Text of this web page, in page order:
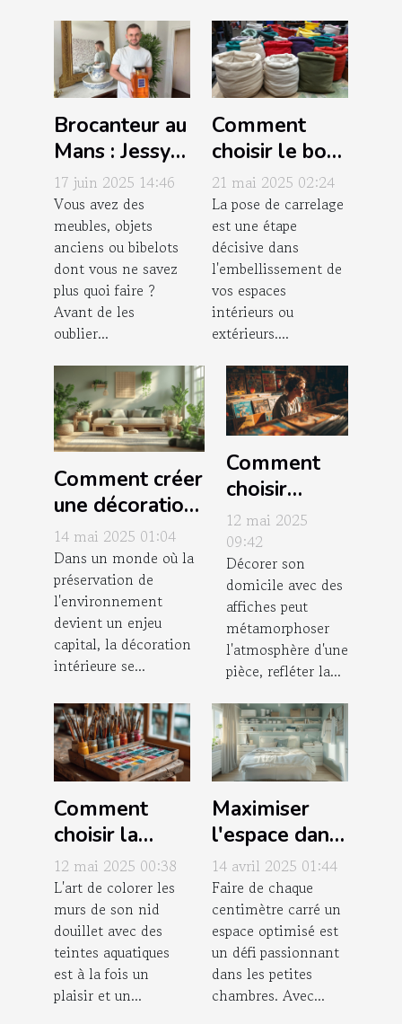
Brocanteur au
Mans : Jessy
Jeulin, la
référence
locale !
17 juin 2025 14:46
Vous avez des
meubles, objets
anciens ou bibelots
dont vous ne savez
plus quoi faire ?
Avant de les
oublier...
Comment
choisir le bon
mortier pour
vos joints de
carrelage
21 mai 2025 02:24
La pose de carrelage
est une étape
décisive dans
l'embellissement de
vos espaces
intérieurs ou
extérieurs....
Comment créer
une décoration
intérieure
écoresponsable
14 mai 2025 01:04
Dans un monde où la
préservation de
l'environnement
devient un enjeu
capital, la décoration
intérieure se...
Comment
choisir
l'affiche
parfaite
pour chaque
pièce de
votre
maison
12 mai 2025
09:42
Décorer son
domicile avec des
affiches peut
métamorphoser
l'atmosphère d'une
pièce, refléter la...
Comment
choisir la
meilleure
peinture
aquarelle
pour votre
maison
12 mai 2025 00:38
L'art de colorer les
murs de son nid
douillet avec des
teintes aquatiques
est à la fois un
plaisir et un...
Maximiser
l'espace dans
une petite
chambre :
astuces et
conseils
14 avril 2025 01:44
Faire de chaque
centimètre carré un
espace optimisé est
un défi passionnant
dans les petites
chambres. Avec...